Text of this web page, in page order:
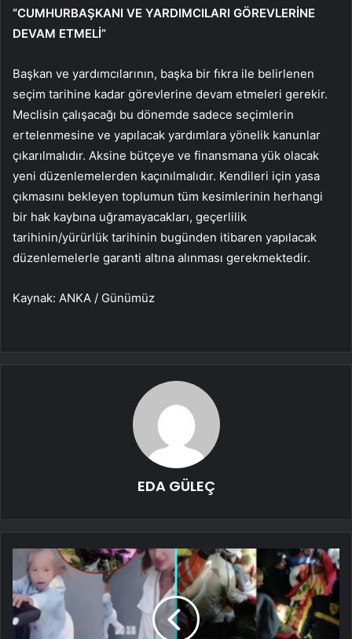
“CUMHURBAŞKANI VE YARDIMCILARI GÖREVLERİNE
DEVAM ETMELİ”
Başkan ve yardımcılarının, başka bir fıkra ile belirlenen
seçim tarihine kadar görevlerine devam etmeleri gerekir.
Meclisin çalışacağı bu dönemde sadece seçimlerin
ertelenmesine ve yapılacak yardımlara yönelik kanunlar
çıkarılmalıdır. Aksine bütçeye ve finansmana yük olacak
yeni düzenlemelerden kaçınılmalıdır. Kendileri için yasa
çıkmasını bekleyen toplumun tüm kesimlerinin herhangi
bir hak kaybına uğramayacakları, geçerlilik
tarihinin/yürürlük tarihinin bugünden itibaren yapılacak
düzenlemelerle garanti altına alınması gerekmektedir.
Kaynak: ANKA / Günümüz
EDA GÜLEÇ